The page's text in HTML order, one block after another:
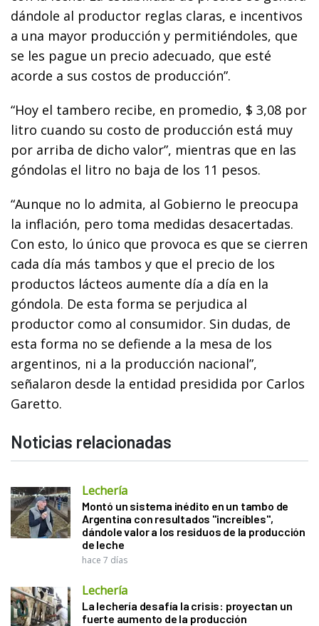
dándole al productor reglas claras, e incentivos
a una mayor producción y permitiéndoles, que
se les pague un precio adecuado, que esté
acorde a sus costos de producción”.
“Hoy el tambero recibe, en promedio, $ 3,08 por
litro cuando su costo de producción está muy
por arriba de dicho valor”, mientras que en las
góndolas el litro no baja de los 11 pesos.
“Aunque no lo admita, al Gobierno le preocupa
la inflación, pero toma medidas desacertadas.
Con esto, lo único que provoca es que se cierren
cada día más tambos y que el precio de los
productos lácteos aumente día a día en la
góndola. De esta forma se perjudica al
productor como al consumidor. Sin dudas, de
esta forma no se defiende a la mesa de los
argentinos, ni a la producción nacional”,
señalaron desde la entidad presidida por Carlos
Garetto.
Noticias relacionadas
Lechería
Montó un sistema inédito en un tambo de
Argentina con resultados "increíbles",
dándole valor a los residuos de la producción
de leche
hace 7 días
Lechería
La lechería desafía la crisis: proyectan un
fuerte aumento de la producción